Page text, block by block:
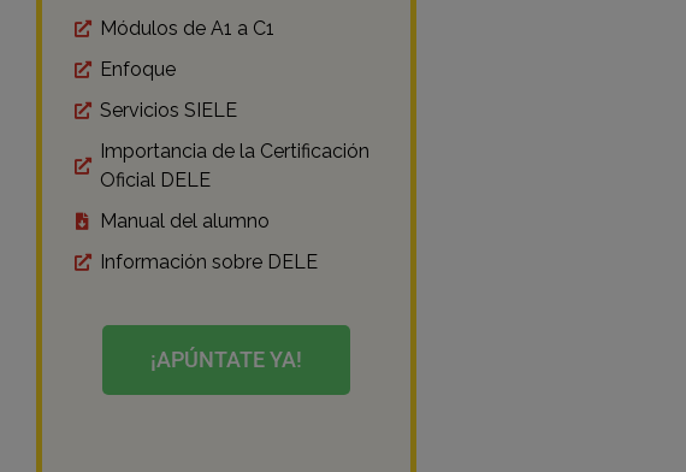
Módulos de A1 a C1
Enfoque
Servicios SIELE
Importancia de la Certificación
Oficial DELE
Manual del alumno
Información sobre DELE
¡APÚNTATE YA!